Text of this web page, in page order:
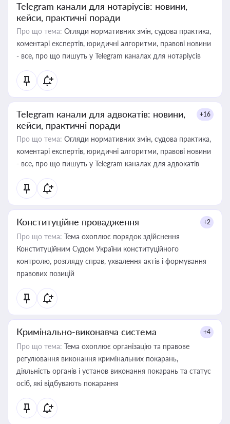
Telegram канали для нотаріусів: новини,
кейси, практичні поради
Про що тема: Огляди нормативних змін, судова практика,
коментарі експертів, юридичні алгоритми, правові новини
- все, про що пишуть у Telegram каналах для нотаріусів
Telegram канали для адвокатів: новини,
кейси, практичні поради
+16
Про що тема: Огляди нормативних змін, судова практика,
коментарі експертів, юридичні алгоритми, правові новини
- все, про що пишуть у Telegram каналах для адвокатів
Конституційне провадження +2
Про що тема: Тема охоплює порядок здійснення
Конституційним Судом України конституційного
контролю, розгляду справ, ухвалення актів і формування
правових позицій
Кримінально-виконавча система +4
Про що тема: Тема охоплює організацію та правове
регулювання виконання кримінальних покарань,
діяльність органів і установ виконання покарань та статус
осіб, які відбувають покарання